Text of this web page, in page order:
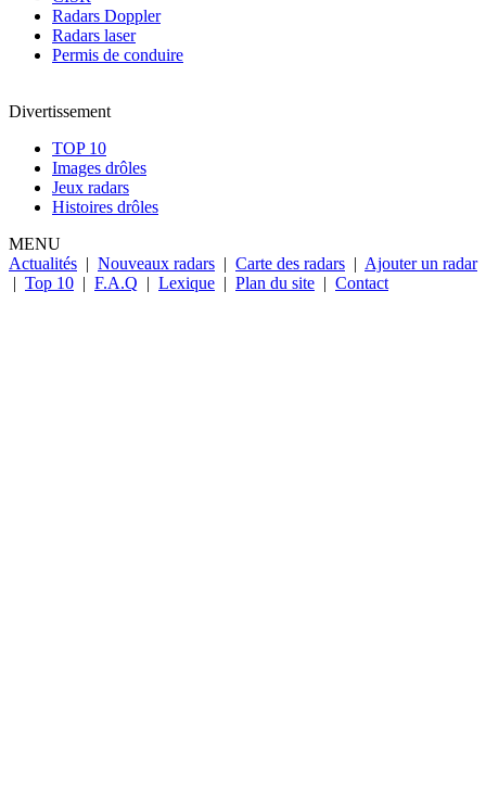
Radars Doppler
Radars laser
Permis de conduire
Divertissement
TOP 10
Images drôles
Jeux radars
Histoires drôles
MENU
Actualités | Nouveaux radars | Carte des radars | Ajouter un radar
| Top 10 | F.A.Q | Lexique | Plan du site | Contact